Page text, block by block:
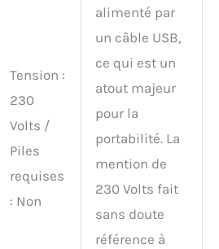
Tension :
230
Volts /
Piles
requises
: Non
alimenté par
un câble USB,
ce qui est un
atout majeur
pour la
portabilité. La
mention de
230 Volts fait
sans doute
référence à